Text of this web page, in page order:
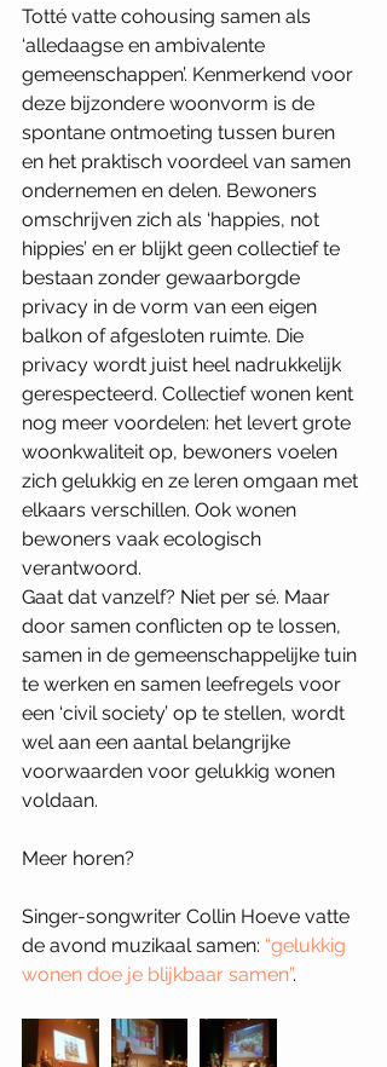
Totté vatte cohousing samen als
‘alledaagse en ambivalente
gemeenschappen’. Kenmerkend voor
deze bijzondere woonvorm is de
spontane ontmoeting tussen buren
en het praktisch voordeel van samen
ondernemen en delen. Bewoners
omschrijven zich als ‘happies, not
hippies’ en er blijkt geen collectief te
bestaan zonder gewaarborgde
privacy in de vorm van een eigen
balkon of afgesloten ruimte. Die
privacy wordt juist heel nadrukkelijk
gerespecteerd. Collectief wonen kent
nog meer voordelen: het levert grote
woonkwaliteit op, bewoners voelen
zich gelukkig en ze leren omgaan met
elkaars verschillen. Ook wonen
bewoners vaak ecologisch
verantwoord.
Gaat dat vanzelf? Niet per sé. Maar
door samen conflicten op te lossen,
samen in de gemeenschappelijke tuin
te werken en samen leefregels voor
een ‘civil society’ op te stellen, wordt
wel aan een aantal belangrijke
voorwaarden voor gelukkig wonen
voldaan.
Meer horen?
Singer-songwriter Collin Hoeve vatte
de avond muzikaal samen: “gelukkig
wonen doe je blijkbaar samen”.